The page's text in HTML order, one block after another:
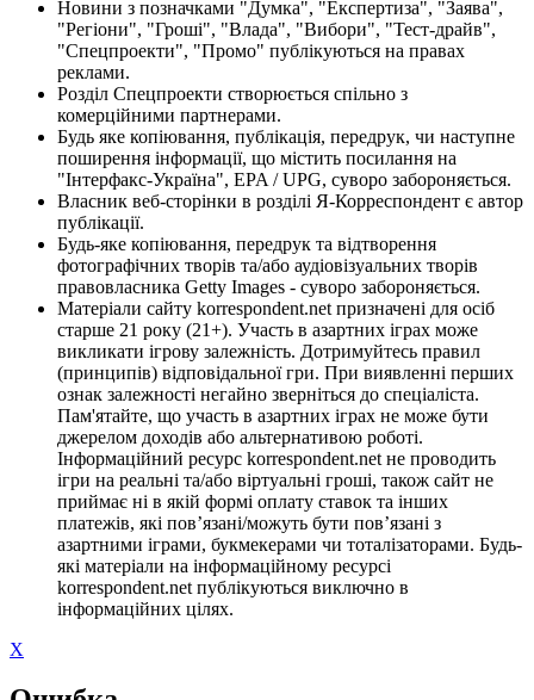
Новини з позначками "Думка", "Експертиза", "Заява",
"Регіони", "Гроші", "Влада", "Вибори", "Тест-драйв",
"Спецпроекти", "Промо" публікуються на правах
реклами.
Розділ Спецпроекти створюється спільно з
комерційними партнерами.
Будь яке копіювання, публікація, передрук, чи наступне
поширення інформації, що містить посилання на
"Інтерфакс-Україна", EPA / UPG, суворо забороняється.
Власник веб-сторінки в розділі Я-Корреспондент є автор
публікації.
Будь-яке копіювання, передрук та відтворення
фотографічних творів та/або аудіовізуальних творів
правовласника Getty Images - суворо забороняється.
Матеріали сайту korrespondent.net призначені для осіб
старше 21 року (21+). Участь в азартних іграх може
викликати ігрову залежність. Дотримуйтесь правил
(принципів) відповідальної гри. При виявленні перших
ознак залежності негайно зверніться до спеціаліста.
Пам'ятайте, що участь в азартних іграх не може бути
джерелом доходів або альтернативою роботі.
Інформаційний ресурс korrespondent.net не проводить
ігри на реальні та/або віртуальні гроші, також сайт не
приймає ні в якій формі оплату ставок та інших
платежів, які пов’язані/можуть бути пов’язані з
азартними іграми, букмекерами чи тоталізаторами. Будь-
які матеріали на інформаційному ресурсі
korrespondent.net публікуються виключно в
інформаційних цілях.
X